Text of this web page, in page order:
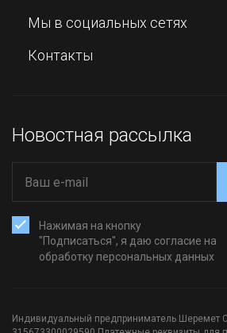
Мы в социальных сетях
Контакты
Новостная рассылка
Нажимая на кнопку
"Подписаться", я даю согласие на
обработку персональных данных
Индивидуальный предприниматель Шеремет